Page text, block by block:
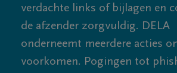
verdachte links of bijlagen en
de afzender zorgvuldig. DELA
onderneemt meerdere acties
voorkomen. Pogingen tot